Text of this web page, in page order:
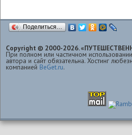
Поделиться…
Copyright © 2000-2026.
При полном или частичном
автора и сайт обязательна. Хостинг
компанией BeGet.ru.